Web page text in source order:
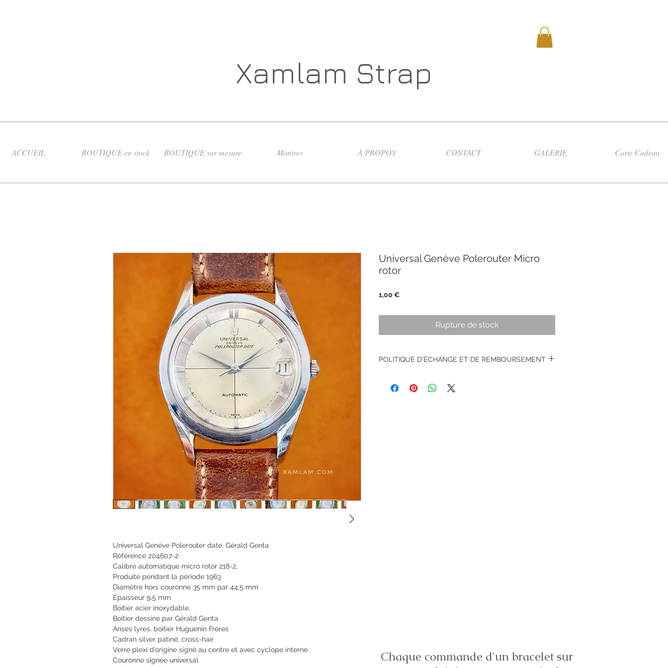
Xamlam Strap
ACCUEIL BOUTIQUE en stock BOUTIQUE sur mesure Montres À PROPOS CONTACT GALERIE Carte Cadeau
Universal Genève Polerouter date, Gérald Genta
Référence 204607-2
Calibre automatique micro rotor 218-2,
Produite pendant la période 1963
Diamètre hors couronne 35 mm par 44,5 mm
Épaisseur 9,5 mm
Boitier acier inoxydable,
Boitier dessiné par Gérald Genta
Anses lyres, boitier Huguenin Frères
Cadran silver patiné, cross-hair
Verre plexi d’origine signé au centre et avec cyclope interne
Couronne signée universal
Universal Genève Polerouter Micro
rotor
1,00 €Prix
Rupture de stock
POLITIQUE D'ÉCHANGE ET DE REMBOURSEMENT
Chaque commande d'un bracelet sur